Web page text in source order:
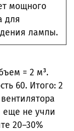
мощного
для
лампы.
= 2 м³.
60. Итого: 2
еще не учли
20–30%